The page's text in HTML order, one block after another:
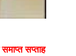
सप्ताह